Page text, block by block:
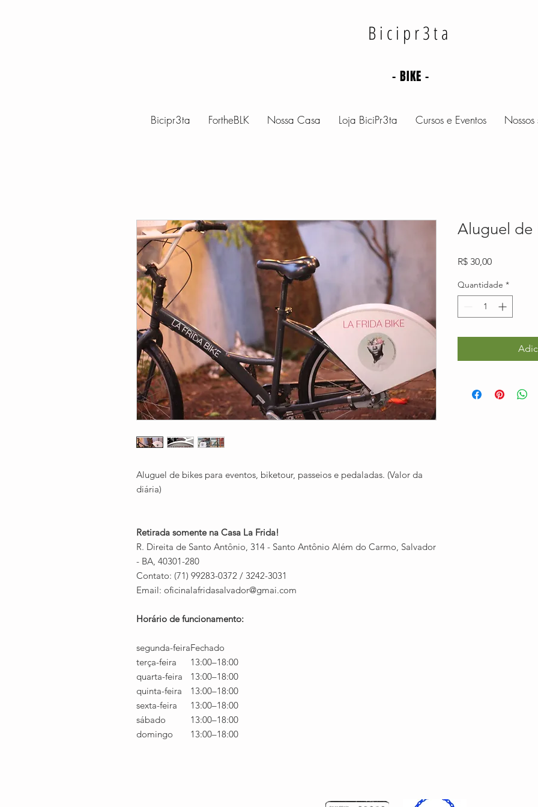
Bicipr3ta
- BIKE -
Bicipr3ta FortheBLK Nossa Casa Loja BiciPr3ta Cursos e Eventos Nossos
Aluguel de bikes para eventos, biketour, passeios e pedaladas. (Valor da
diária)
Retirada somente na Casa La Frida!
R. Direita de Santo Antônio, 314 - Santo Antônio Além do Carmo, Salvador
- BA, 40301-280
Contato: (71) 99283-0372 / 3242-3031
Email:​ oficinalafridasalvador@gmai.com
Horário de funcionamento:
segunda-feiraFechado
terça-feira
13:00–18:00
quarta-feira
13:00–18:00
quinta-feira
13:00–18:00
sexta-feira
13:00–18:00
sábado
13:00–18:00
domingo
13:00–18:00
Aluguel de
R$ 30,00Preço
Quantidade *